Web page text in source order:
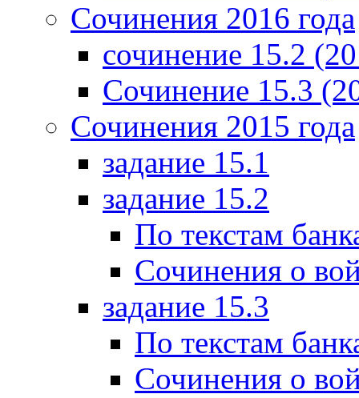
Сочинения 2016 года
сочинение 15.2
Сочинение 15.3
Сочинения 2015 года
задание 15.1
задание 15.2
По текстам
Сочинения о
задание 15.3
По текстам
Сочинения о